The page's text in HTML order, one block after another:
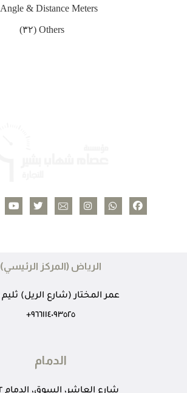
Angle & Distance Meters
Others (٣٢)
الرياض (المركز الرئيسي)
عمر المختار (شارع الريل) ثليم ١٢٦٤٥
٩٦٦١١٤٠٩٣٥٢٥+
الدمام